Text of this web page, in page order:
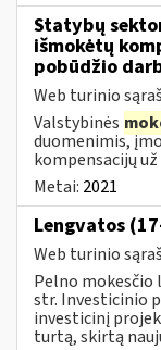
Statybų
išmokėtų
pobūdžio
Web turinio
Valstybinės
duomenimis,
kompensacijų
Metai: 2021
Lengvatos
Web turinio
Pelno mokesčio
str. Investicinio
investicinį
turtą, skirtą